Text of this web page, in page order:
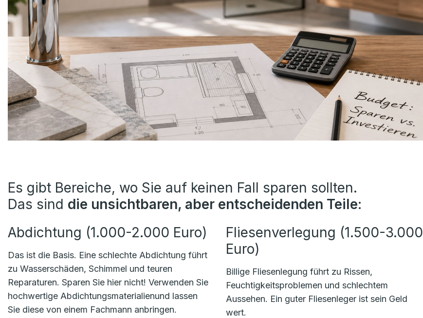
Es gibt Bereiche, wo Sie auf keinen Fall sparen sollten.
Das sind die unsichtbaren, aber entscheidenden Teile:
Abdichtung (1.000-2.000 Euro)
Das ist die Basis. Eine schlechte Abdichtung führt
zu Wasserschäden, Schimmel und teuren
Reparaturen. Sparen Sie hier nicht! Verwenden Sie
hochwertige Abdichtungsmaterialienund lassen
Sie diese von einem Fachmann anbringen.
Fliesenverlegung (1.500-3.000
Euro)
Billige Fliesenlegung führt zu Rissen,
Feuchtigkeitsproblemen und schlechtem
Aussehen. Ein guter Fliesenleger ist sein Geld
wert.